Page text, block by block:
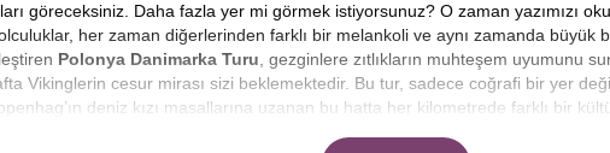
göreceksiniz. Daha fazla yer mi görmek istiyorsunuz? O zaman yazımızı
her zaman diğerlerinden farklı bir melankoli ve aynı zamanda büyük
Polonya Danimarka Turu , gezginlere zıtlıkların muhteşem uyumunu
Vikinglerin cesur mirası sizi beklemektedir. Bu tur, sadece coğrafi bir yer
deniz kızı masallarına uzanan bu hatta her kilometrede farklı bir